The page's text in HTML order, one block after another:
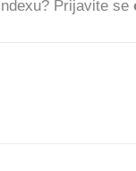
Prijavite se